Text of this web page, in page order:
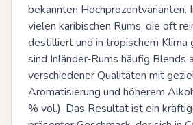
bekannten Hochprozentvarianten.
vielen karibischen Rums, die oft
destilliert und in tropischem Klima
sind Inländer‑Rums häufig Blends
verschiedener Qualitäten mit
Aromatisierung und höherem
% vol.). Das Resultat ist ein